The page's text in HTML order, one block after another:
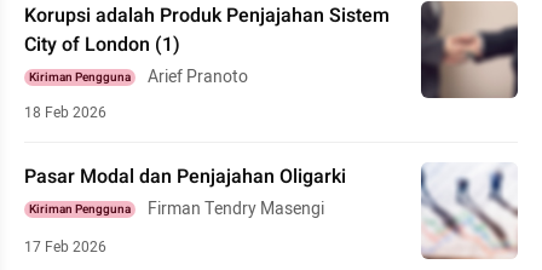
Korupsi adalah Produk Penjajahan Sistem
City of London (1)
Kiriman Pengguna Arief Pranoto
18 Feb 2026
Pasar Modal dan Penjajahan Oligarki
Kiriman Pengguna Firman Tendry Masengi
17 Feb 2026